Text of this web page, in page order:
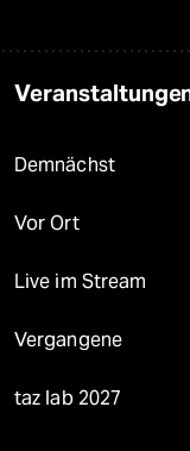
Demnächst
Vor Ort
Live im Stream
Vergangene
taz lab 2027